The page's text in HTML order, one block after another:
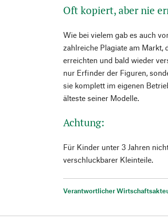
Oft kopiert, aber nie
Wie bei vielem gab es auch
zahlreiche Plagiate am Markt,
erreichten und bald wieder
nur Erfinder der Figuren,
sie komplett im eigenen
älteste seiner Modelle.
Achtung:
Für Kinder unter 3 Jahren
verschluckbarer Kleinteile.
Verantwortlicher